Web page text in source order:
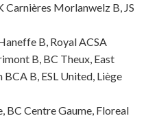
Morlanwelz B, JS
B, Royal ACSA
B, BC Theux, East
B, ESL United, Liège
BC Centre Gaume, Floreal